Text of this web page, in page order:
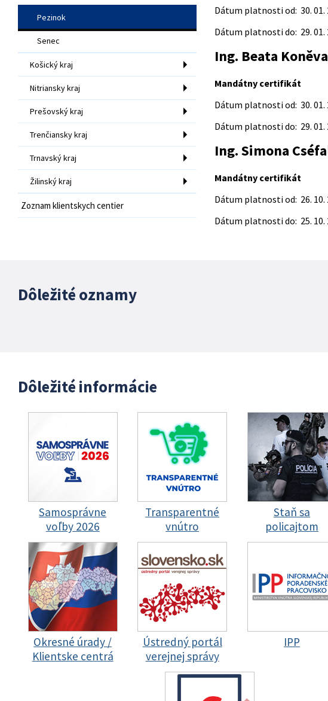
Pezinok
Senec
Košický kraj
Nitriansky kraj
Prešovský kraj
Trenčiansky kraj
Trnavský kraj
Žilinský kraj
Zoznam klientskych centier
Dátum platnosti od: 30. 01.
Dátum platnosti do: 29. 01.
Ing. Beata
Mandátny certifikát
Dátum platnosti od: 30. 01.
Dátum platnosti do: 29. 01.
Ing. Simona
Mandátny certifikát
Dátum platnosti od: 26. 10.
Dátum platnosti do: 25. 10.
Dôležité oznamy
Dôležité informácie
Samosprávne
voľby 2026
Transparentné
vnútro
Staň sa
policajtom
Okresné úrady /
Klientske centrá
Ústredný portál
verejnej správy
IPP